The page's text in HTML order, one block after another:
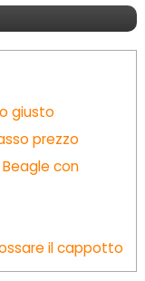
giusto
prezzo
con
il cappotto